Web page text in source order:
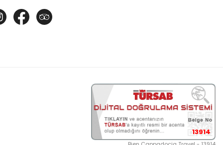
13914